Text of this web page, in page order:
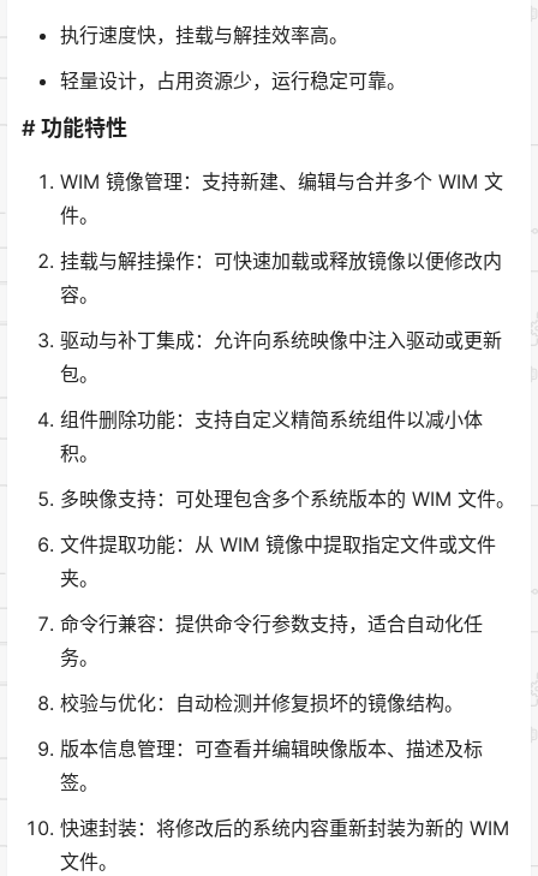
执行速度快，挂载与解挂效率高。
轻量设计，占用资源少，运行稳定可靠。
# 功能特性
WIM 镜像管理：支持新建、编辑与合并多个 WIM 文
件。
挂载与解挂操作：可快速加载或释放镜像以便修改内
容。
驱动与补丁集成：允许向系统映像中注入驱动或更新
包。
组件删除功能：支持自定义精简系统组件以减小体
积。
多映像支持：可处理包含多个系统版本的 WIM 文件。
文件提取功能：从 WIM 镜像中提取指定文件或文件
夹。
命令行兼容：提供命令行参数支持，适合自动化任
务。
校验与优化：自动检测并修复损坏的镜像结构。
版本信息管理：可查看并编辑映像版本、描述及标
签。
快速封装：将修改后的系统内容重新封装为新的 WIM
文件。